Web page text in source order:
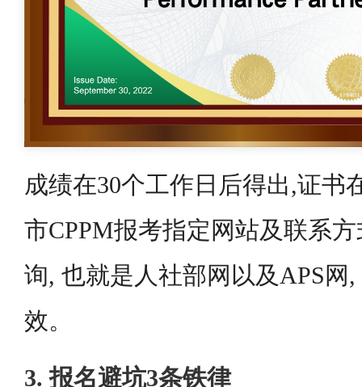
成绩在30个工作日后得出,证书
市CPPM报考指定网站及联系
询, 也就是人社部网以及APS网
效。
3. 报名避坑3条铁律